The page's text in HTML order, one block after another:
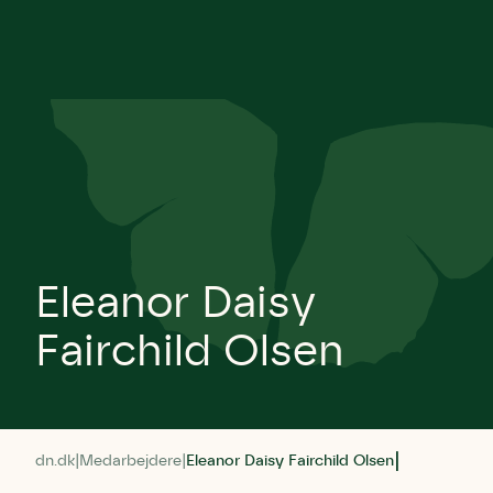
Eleanor Daisy
Fairchild Olsen
dn.dk Medarbejdere Eleanor Daisy Fairchild Olsen